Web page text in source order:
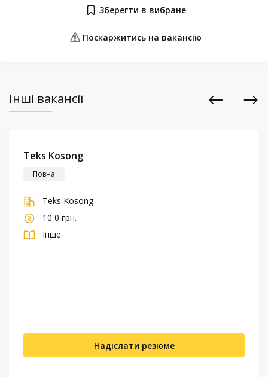
Зберегти в вибране
Поскаржитись на вакансію
Інші вакансії
Teks Kosong
Повна
Teks Kosong
10 0 грн.
Інше
Надіслати резюме